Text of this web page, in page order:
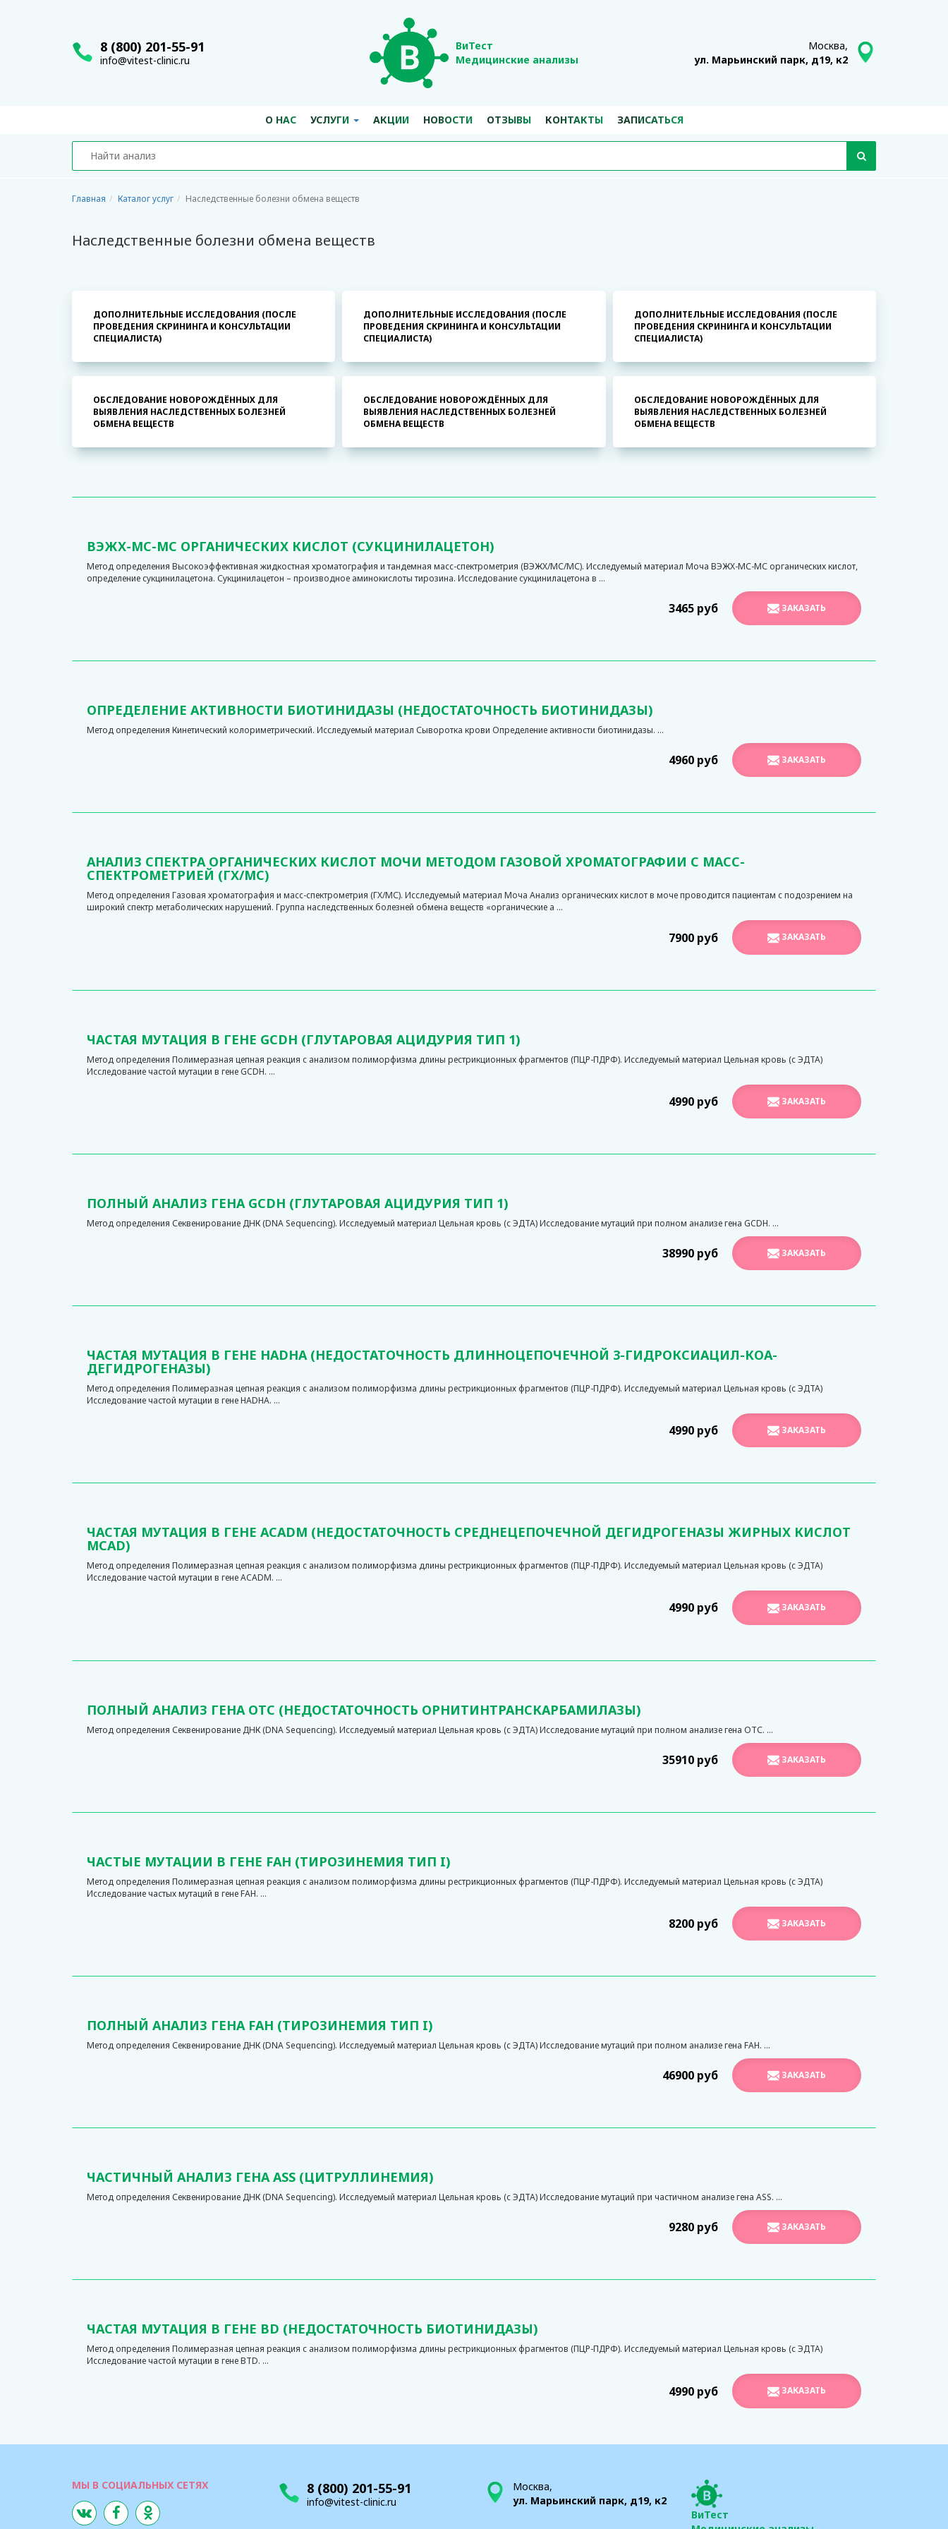
8 (800) 201-55-91
info@vitest-clinic.ru
ВиТест
Медицинские анализы
Москва,
ул. Марьинский парк, д19, к2
О НАС УСЛУГИ АКЦИИ НОВОСТИ ОТЗЫВЫ КОНТАКТЫ ЗАПИСАТЬСЯ
Главная Каталог услуг Наследственные болезни обмена веществ
Наследственные болезни обмена веществ
ДОПОЛНИТЕЛЬНЫЕ ИССЛЕДОВАНИЯ (ПОСЛЕ
ПРОВЕДЕНИЯ СКРИНИНГА И КОНСУЛЬТАЦИИ
СПЕЦИАЛИСТА)
ДОПОЛНИТЕЛЬНЫЕ ИССЛЕДОВАНИЯ (ПОСЛЕ
ПРОВЕДЕНИЯ СКРИНИНГА И КОНСУЛЬТАЦИИ
СПЕЦИАЛИСТА)
ДОПОЛНИТЕЛЬНЫЕ ИССЛЕДОВАНИЯ (ПОСЛЕ
ПРОВЕДЕНИЯ СКРИНИНГА И КОНСУЛЬТАЦИИ
СПЕЦИАЛИСТА)
ОБСЛЕДОВАНИЕ НОВОРОЖДЁННЫХ ДЛЯ
ВЫЯВЛЕНИЯ НАСЛЕДСТВЕННЫХ БОЛЕЗНЕЙ
ОБМЕНА ВЕЩЕСТВ
ОБСЛЕДОВАНИЕ НОВОРОЖДЁННЫХ ДЛЯ
ВЫЯВЛЕНИЯ НАСЛЕДСТВЕННЫХ БОЛЕЗНЕЙ
ОБМЕНА ВЕЩЕСТВ
ОБСЛЕДОВАНИЕ НОВОРОЖДЁННЫХ ДЛЯ
ВЫЯВЛЕНИЯ НАСЛЕДСТВЕННЫХ БОЛЕЗНЕЙ
ОБМЕНА ВЕЩЕСТВ
ВЭЖХ-МС-МС ОРГАНИЧЕСКИХ КИСЛОТ (СУКЦИНИЛАЦЕТОН)
Метод определения Высокоэффективная жидкостная хроматография и тандемная масс-спектрометрия (ВЭЖХ/МС/МС). Исследуемый материал Моча ВЭЖХ-МС-МС органических кислот,
определение сукцинилацетона. Сукцинилацетон – производное аминокислоты тирозина. Исследование сукцинилацетона в ...
3465 руб ЗАКАЗАТЬ
ОПРЕДЕЛЕНИЕ АКТИВНОСТИ БИОТИНИДАЗЫ (НЕДОСТАТОЧНОСТЬ БИОТИНИДАЗЫ)
Метод определения Кинетический колориметрический. Исследуемый материал Сыворотка крови Определение активности биотинидазы. ...
4960 руб ЗАКАЗАТЬ
АНАЛИЗ СПЕКТРА ОРГАНИЧЕСКИХ КИСЛОТ МОЧИ МЕТОДОМ ГАЗОВОЙ ХРОМАТОГРАФИИ С МАСС-
СПЕКТРОМЕТРИЕЙ (ГХ/МС)
Метод определения Газовая хроматография и масс-спектрометрия (ГХ/МС). Исследуемый материал Моча Анализ органических кислот в моче проводится пациентам с подозрением на
широкий спектр метаболических нарушений. Группа наследственных болезней обмена веществ «органические а ...
7900 руб ЗАКАЗАТЬ
ЧАСТАЯ МУТАЦИЯ В ГЕНЕ GCDH (ГЛУТАРОВАЯ АЦИДУРИЯ ТИП 1)
Метод определения Полимеразная цепная реакция с анализом полиморфизма длины рестрикционных фрагментов (ПЦР-ПДРФ). Исследуемый материал Цельная кровь (с ЭДТА)
Исследование частой мутации в гене GCDH. ...
4990 руб ЗАКАЗАТЬ
ПОЛНЫЙ АНАЛИЗ ГЕНА GCDH (ГЛУТАРОВАЯ АЦИДУРИЯ ТИП 1)
Метод определения Секвенирование ДНК (DNA Sequencing). Исследуемый материал Цельная кровь (с ЭДТА) Исследование мутаций при полном анализе гена GCDH. ...
38990 руб ЗАКАЗАТЬ
ЧАСТАЯ МУТАЦИЯ В ГЕНЕ HADHA (НЕДОСТАТОЧНОСТЬ ДЛИННОЦЕПОЧЕЧНОЙ 3-ГИДРОКСИАЦИЛ-КОА-
ДЕГИДРОГЕНАЗЫ)
Метод определения Полимеразная цепная реакция с анализом полиморфизма длины рестрикционных фрагментов (ПЦР-ПДРФ). Исследуемый материал Цельная кровь (с ЭДТА)
Исследование частой мутации в гене HADHA. ...
4990 руб ЗАКАЗАТЬ
ЧАСТАЯ МУТАЦИЯ В ГЕНЕ ACADM (НЕДОСТАТОЧНОСТЬ СРЕДНЕЦЕПОЧЕЧНОЙ ДЕГИДРОГЕНАЗЫ ЖИРНЫХ КИСЛОТ
MCAD)
Метод определения Полимеразная цепная реакция с анализом полиморфизма длины рестрикционных фрагментов (ПЦР-ПДРФ). Исследуемый материал Цельная кровь (с ЭДТА)
Исследование частой мутации в гене ACADM. ...
4990 руб ЗАКАЗАТЬ
ПОЛНЫЙ АНАЛИЗ ГЕНА ОТС (НЕДОСТАТОЧНОСТЬ ОРНИТИНТРАНСКАРБАМИЛАЗЫ)
Метод определения Секвенирование ДНК (DNA Sequencing). Исследуемый материал Цельная кровь (с ЭДТА) Исследование мутаций при полном анализе гена ОТС. ...
35910 руб ЗАКАЗАТЬ
ЧАСТЫЕ МУТАЦИИ В ГЕНЕ FAH (ТИРОЗИНЕМИЯ ТИП I)
Метод определения Полимеразная цепная реакция с анализом полиморфизма длины рестрикционных фрагментов (ПЦР-ПДРФ). Исследуемый материал Цельная кровь (с ЭДТА)
Исследование частых мутаций в гене FAH. ...
8200 руб ЗАКАЗАТЬ
ПОЛНЫЙ АНАЛИЗ ГЕНА FAH (ТИРОЗИНЕМИЯ ТИП I)
Метод определения Секвенирование ДНК (DNA Sequencing). Исследуемый материал Цельная кровь (с ЭДТА) Исследование мутаций при полном анализе гена FAH. ...
46900 руб ЗАКАЗАТЬ
ЧАСТИЧНЫЙ АНАЛИЗ ГЕНА ASS (ЦИТРУЛЛИНЕМИЯ)
Метод определения Секвенирование ДНК (DNA Sequencing). Исследуемый материал Цельная кровь (с ЭДТА) Исследование мутаций при частичном анализе гена ASS. ...
9280 руб ЗАКАЗАТЬ
ЧАСТАЯ МУТАЦИЯ В ГЕНЕ BD (НЕДОСТАТОЧНОСТЬ БИОТИНИДАЗЫ)
Метод определения Полимеразная цепная реакция с анализом полиморфизма длины рестрикционных фрагментов (ПЦР-ПДРФ). Исследуемый материал Цельная кровь (с ЭДТА)
Исследование частой мутации в гене BTD. ...
4990 руб ЗАКАЗАТЬ
МЫ В СОЦИАЛЬНЫХ СЕТЯХ 8 (800) 201-55-91
info@vitest-clinic.ru
Москва,
ул. Марьинский парк, д19, к2
ВиТест